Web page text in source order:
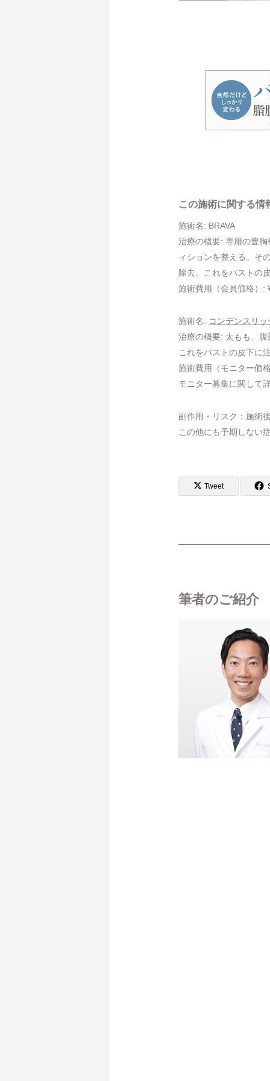
この施術に関する情
施術名: BRAVA
治療の概要: 専用の豊
ィションを整える。そ
除去。これをバストの
施術費用（会員価格）:
施術名: コンデンスリッ
治療の概要: 太もも、
これをバストの皮下に
施術費用（モニター価
モニター募集に関して
副作用・リスク：施術
この他にも予期しない
Tweet
筆者のご紹介